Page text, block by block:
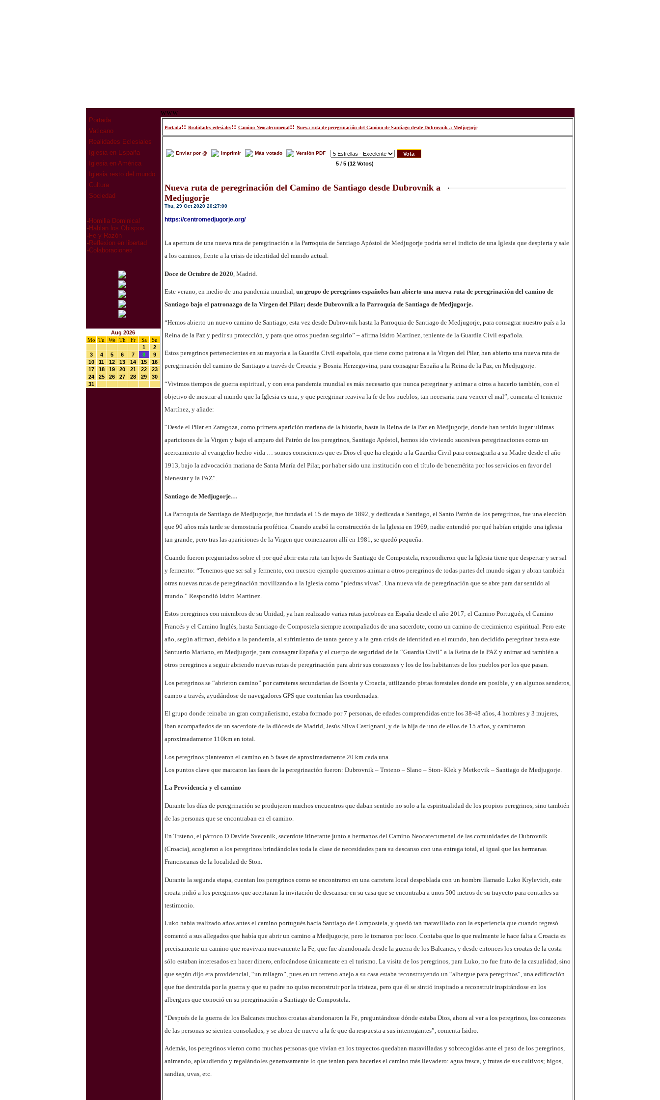
Portada
Vaticano
Realidades Eclesiales
Iglesia en España
Iglesia en América
Iglesia resto del mundo
Cultura
Sociedad
· Homilia Dominical
· Hablan los Obispos
· Fe y Razón
· Reflexion en libertad
·Colaboraciones
Aug 2026
Mo Tu We Th Fr Sa
Su
1
2
3
4 5 6 7 8
9
10
11 12 13 14 15
16
17
18 19 20 21 22
23
24
25 26 27 28 29
30
31
www
Portada:: Realidades eclesiales:: Camino Neocatecumenal:: Nueva ruta de peregrinación del Camino de Santiago desde Dubrovnik a Medjugorje
Enviar por @ Imprimir Más votado Versión PDF
5 / 5 (12 Votos)
Nueva ruta de peregrinación del Camino de Santiago desde Dubrovnik a
Medjugorje
Thu, 29 Oct 2020 20:27:00
https://centromedjugorje.org/
La apertura de una nueva ruta de peregrinación a la Parroquia de Santiago Apóstol de Medjugorje podría ser el indicio de una Iglesia que despierta y sale
a los caminos, frente a la crisis de identidad del mundo actual.
Doce de Octubre de 2020 , Madrid.
Este verano, en medio de una pandemia mundial, un grupo de peregrinos españoles han abierto una nueva ruta de peregrinación del camino de
Santiago bajo el patronazgo de la Virgen del Pilar; desde Dubrovnik a la Parroquia de Santiago de Medjugorje.
“Hemos abierto un nuevo camino de Santiago, esta vez desde Dubrovnik hasta la Parroquia de Santiago de Medjugorje, para consagrar nuestro país a la
Reina de la Paz y pedir su protección, y para que otros puedan seguirlo” – afirma Isidro Martínez, teniente de la Guardia Civil española.
Estos peregrinos pertenecientes en su mayoría a la Guardia Civil española, que tiene como patrona a la Virgen del Pilar, han abierto una nueva ruta de
peregrinación del camino de Santiago a través de Croacia y Bosnia Herzegovina, para consagrar España a la Reina de la Paz, en Medjugorje.
“Vivimos tiempos de guerra espiritual, y con esta pandemia mundial es más necesario que nunca peregrinar y animar a otros a hacerlo también, con el
objetivo de mostrar al mundo que la Iglesia es una, y que peregrinar reaviva la fe de los pueblos, tan necesaria para vencer el mal”, comenta el teniente
Martínez, y añade:
“Desde el Pilar en Zaragoza, como primera aparición mariana de la historia, hasta la Reina de la Paz en Medjugorje, donde han tenido lugar ultimas
apariciones de la Virgen y bajo el amparo del Patrón de los peregrinos, Santiago Apóstol, hemos ido viviendo sucesivas peregrinaciones como un
acercamiento al evangelio hecho vida … somos conscientes que es Dios el que ha elegido a la Guardia Civil para consagrarla a su Madre desde el año
1913, bajo la advocación mariana de Santa María del Pilar, por haber sido una institución con el título de benemérita por los servicios en favor del
bienestar y la PAZ”.
Santiago de Medjugorje…
La Parroquia de Santiago de Medjugorje, fue fundada el 15 de mayo de 1892, y dedicada a Santiago, el Santo Patrón de los peregrinos, fue una elección
que 90 años más tarde se demostraría profética. Cuando acabó la construcción de la Iglesia en 1969, nadie entendió por qué habían erigido una iglesia
tan grande, pero tras las apariciones de la Virgen que comenzaron allí en 1981, se quedó pequeña.
Cuando fueron preguntados sobre el por qué abrir esta ruta tan lejos de Santiago de Compostela, respondieron que la Iglesia tiene que despertar y ser sal
y fermento: “Tenemos que ser sal y fermento, con nuestro ejemplo queremos animar a otros peregrinos de todas partes del mundo sigan y abran también
otras nuevas rutas de peregrinación movilizando a la Iglesia como “piedras vivas”. Una nueva vía de peregrinación que se abre para dar sentido al
mundo.” Respondió Isidro Martínez.
Estos peregrinos con miembros de su Unidad, ya han realizado varias rutas jacobeas en España desde el año 2017; el Camino Portugués, el Camino
Francés y el Camino Inglés, hasta Santiago de Compostela siempre acompañados de una sacerdote, como un camino de crecimiento espiritual. Pero este
año, según afirman, debido a la pandemia, al sufrimiento de tanta gente y a la gran crisis de identidad en el mundo, han decidido peregrinar hasta este
Santuario Mariano, en Medjugorje, para consagrar España y el cuerpo de seguridad de la “Guardia Civil” a la Reina de la PAZ y animar así también a
otros peregrinos a seguir abriendo nuevas rutas de peregrinación para abrir sus corazones y los de los habitantes de los pueblos por los que pasan.
Los peregrinos se “abrieron camino” por carreteras secundarias de Bosnia y Croacia, utilizando pistas forestales donde era posible, y en algunos senderos,
campo a través, ayudándose de navegadores GPS que contenían las coordenadas.
El grupo donde reinaba un gran compañerismo, estaba formado por 7 personas, de edades comprendidas entre los 38-48 años, 4 hombres y 3 mujeres,
iban acompañados de un sacerdote de la diócesis de Madrid, Jesús Silva Castignani, y de la hija de uno de ellos de 15 años, y caminaron
aproximadamente 110km en total.
Los peregrinos plantearon el camino en 5 fases de aproximadamente 20 km cada una.
Los puntos clave que marcaron las fases de la peregrinación fueron: Dubrovnik – Trsteno – Slano – Ston- Klek y Metkovik – Santiago de Medjugorje.
La Providencia y el camino
Durante los días de peregrinación se produjeron muchos encuentros que daban sentido no solo a la espiritualidad de los propios peregrinos, sino también
de las personas que se encontraban en el camino.
En Trsteno, el párroco D.Davide Svecenik, sacerdote itinerante junto a hermanos del Camino Neocatecumenal de las comunidades de Dubrovnik
(Croacia), acogieron a los peregrinos brindándoles toda la clase de necesidades para su descanso con una entrega total, al igual que las hermanas
Franciscanas de la localidad de Ston.
Durante la segunda etapa, cuentan los peregrinos como se encontraron en una carretera local despoblada con un hombre llamado Luko Krylevich, este
croata pidió a los peregrinos que aceptaran la invitación de descansar en su casa que se encontraba a unos 500 metros de su trayecto para contarles su
testimonio.
Luko había realizado años antes el camino portugués hacia Santiago de Compostela, y quedó tan maravillado con la experiencia que cuando regresó
comentó a sus allegados que había que abrir un camino a Medjugorje, pero le tomaron por loco. Contaba que lo que realmente le hace falta a Croacia es
precisamente un camino que reavivara nuevamente la Fe, que fue abandonada desde la guerra de los Balcanes, y desde entonces los croatas de la costa
sólo estaban interesados en hacer dinero, enfocándose únicamente en el turismo. La visita de los peregrinos, para Luko, no fue fruto de la casualidad, sino
que según dijo era providencial, “un milagro”, pues en un terreno anejo a su casa estaba reconstruyendo un “albergue para peregrinos”, una edificación
que fue destruida por la guerra y que su padre no quiso reconstruir por la tristeza, pero que él se sintió inspirado a reconstruir inspirándose en los
albergues que conoció en su peregrinación a Santiago de Compostela.
“Después de la guerra de los Balcanes muchos croatas abandonaron la Fe, preguntándose dónde estaba Dios, ahora al ver a los peregrinos, los corazones
de las personas se sienten consolados, y se abren de nuevo a la fe que da respuesta a sus interrogantes”, comenta Isidro.
Además, los peregrinos vieron como muchas personas que vivían en los trayectos quedaban maravilladas y sobrecogidas ante el paso de los peregrinos,
animando, aplaudiendo y regalándoles generosamente lo que tenían para hacerles el camino más llevadero: agua fresca, y frutas de sus cultivos; higos,
sandias, uvas, etc.